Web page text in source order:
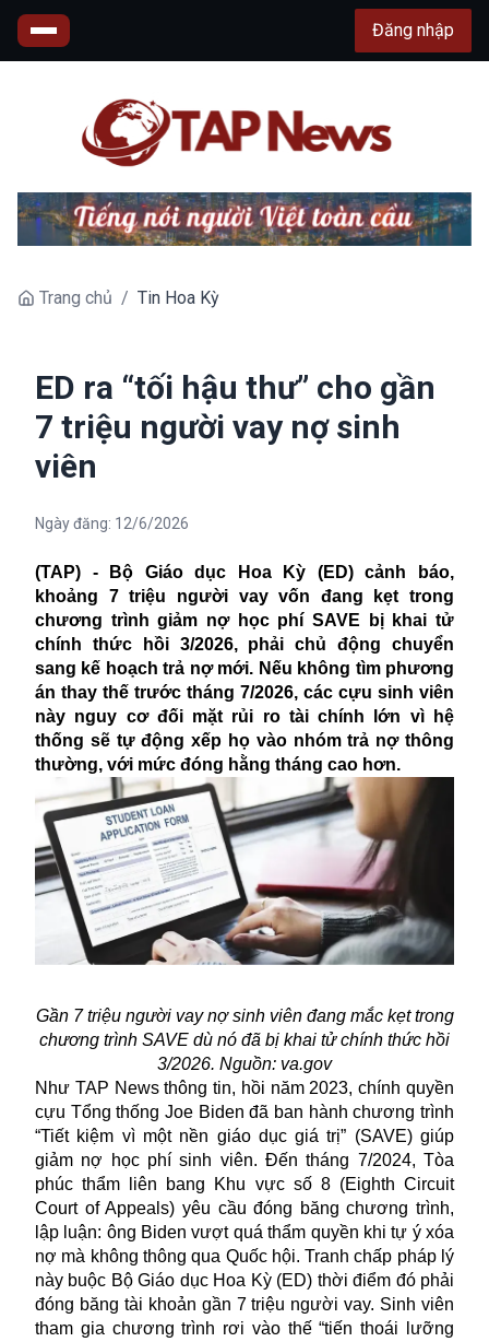
Đăng nhập
Trang chủ / Tin Hoa Kỳ
ED ra “tối hậu thư” cho gần
7 triệu người vay nợ sinh
viên
Ngày đăng: 12/6/2026
(TAP) - Bộ Giáo dục Hoa Kỳ (ED) cảnh báo,
khoảng 7 triệu người vay vốn đang kẹt trong
chương trình giảm nợ học phí SAVE bị khai tử
chính thức hồi 3/2026, phải chủ động chuyển
sang kế hoạch trả nợ mới. Nếu không tìm phương
án thay thế trước tháng 7/2026, các cựu sinh viên
này nguy cơ đối mặt rủi ro tài chính lớn vì hệ
thống sẽ tự động xếp họ vào nhóm trả nợ thông
thường, với mức đóng hằng tháng cao hơn.
Gần 7 triệu người vay nợ sinh viên đang mắc kẹt trong
chương trình SAVE dù nó đã bị khai tử chính thức hồi
3/2026. Nguồn: va.gov
Như TAP News thông tin, hồi năm 2023, chính quyền
cựu Tổng thống Joe Biden đã ban hành chương trình
“Tiết kiệm vì một nền giáo dục giá trị” (SAVE) giúp
giảm nợ học phí sinh viên. Đến tháng 7/2024, Tòa
phúc thẩm liên bang Khu vực số 8 (Eighth Circuit
Court of Appeals) yêu cầu đóng băng chương trình,
lập luận: ông Biden vượt quá thẩm quyền khi tự ý xóa
nợ mà không thông qua Quốc hội. Tranh chấp pháp lý
này buộc Bộ Giáo dục Hoa Kỳ (ED) thời điểm đó phải
đóng băng tài khoản gần 7 triệu người vay. Sinh viên
tham gia chương trình rơi vào thế “tiến thoái lưỡng